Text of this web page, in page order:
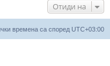
Отиди на
времена са според UTC+03:00